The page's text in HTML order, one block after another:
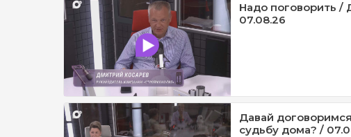
Надо поговорить /
07.08.26
Давай
судьбу дома? /